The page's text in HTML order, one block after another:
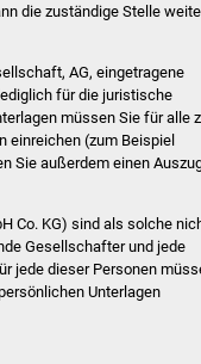
die zuständige Stelle
AG, eingetragene
für die juristische
müssen Sie für alle
einreichen (zum Beispiel
Sie außerdem einen
Co. KG) sind als solche
Gesellschafter und jede
jede dieser Personen
Unterlagen